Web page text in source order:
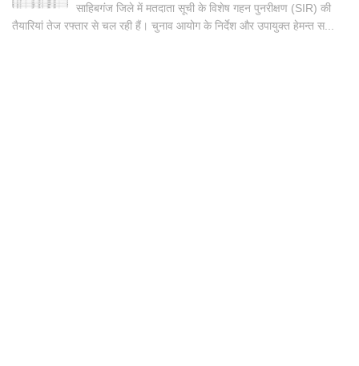
साहिबगंज जिले में मतदाता सूची के विशेष गहन पुनरीक्षण (SIR) की
तैयारियां तेज रफ्तार से चल रही हैं। चुनाव आयोग के निर्देश और उपायुक्त हेमन्त स...